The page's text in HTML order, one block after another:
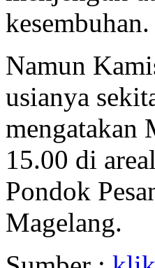
kesembuhan.
Namun
usianya
mengatakan
15.00 di
Pondok
Magelang.